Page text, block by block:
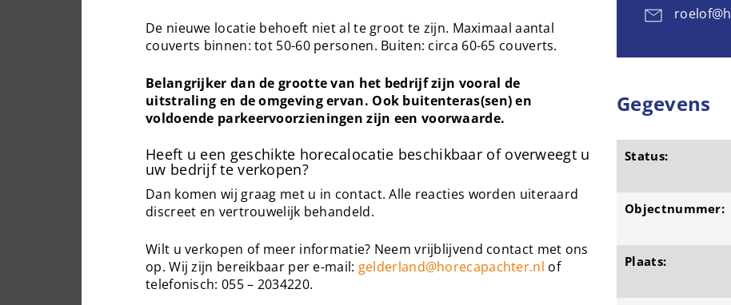
De nieuwe locatie behoeft niet al te groot te zijn. Maximaal aantal
couverts binnen: tot 50-60 personen. Buiten: circa 60-65 couverts.
Belangrijker dan de grootte van het bedrijf zijn vooral de
uitstraling en de omgeving ervan. Ook buitenteras(sen) en
voldoende parkeervoorzieningen zijn een voorwaarde.
Heeft u een geschikte horecalocatie beschikbaar of overweegt u
uw bedrijf te verkopen?
Dan komen wij graag met u in contact. Alle reacties worden uiteraard
discreet en vertrouwelijk behandeld.
Wilt u verkopen of meer informatie? Neem vrijblijvend contact met ons
op. Wij zijn bereikbaar per e-mail: gelderland@horecapachter.nl of
telefonisch: 055 – 2034220.
Gegevens
Status:
Objectnummer:
Plaats: